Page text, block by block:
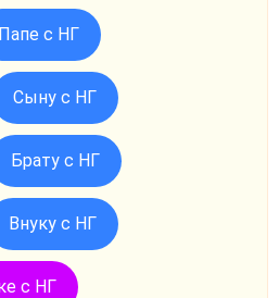
Папе с НГ
Сыну с НГ
Брату с НГ
Внуку с НГ
с НГ